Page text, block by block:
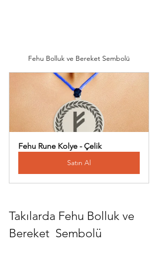
Fehu Bolluk ve Bereket Sembolü
Fehu Rune Kolye - Çelik
Satın Al
Takılarda Fehu Bolluk ve
Bereket  Sembolü